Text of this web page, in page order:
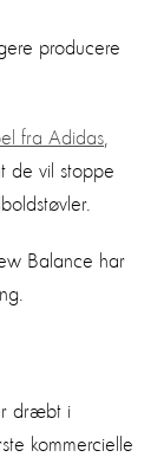
producere
fra Adidas
de vil stoppe
Balance har
dræbt i
kommercielle